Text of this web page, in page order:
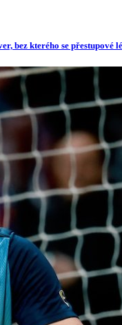
bez kterého se přestupové